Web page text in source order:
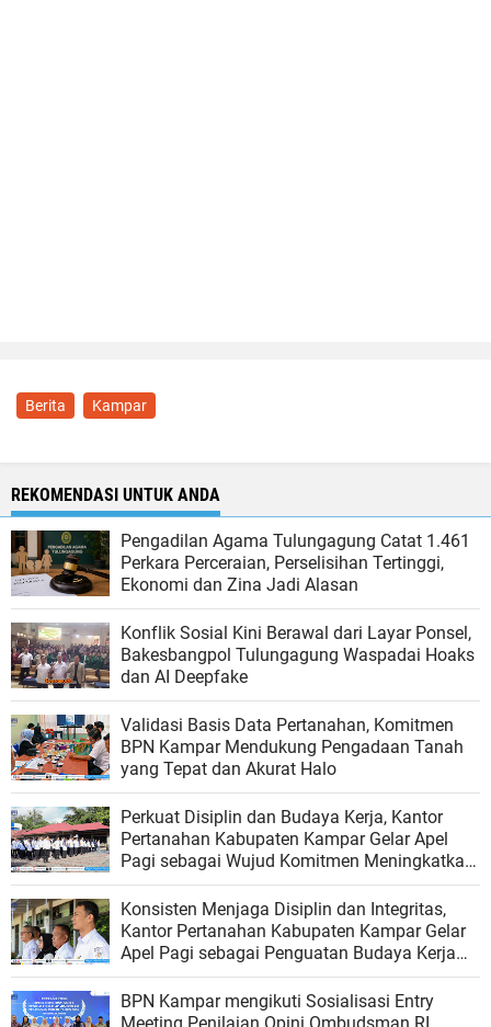
Berita Kampar
REKOMENDASI UNTUK ANDA
Pengadilan Agama Tulungagung Catat 1.461
Perkara Perceraian, Perselisihan Tertinggi,
Ekonomi dan Zina Jadi Alasan
Konflik Sosial Kini Berawal dari Layar Ponsel,
Bakesbangpol Tulungagung Waspadai Hoaks
dan AI Deepfake
Validasi Basis Data Pertanahan, Komitmen
BPN Kampar Mendukung Pengadaan Tanah
yang Tepat dan Akurat Halo
Perkuat Disiplin dan Budaya Kerja, Kantor
Pertanahan Kabupaten Kampar Gelar Apel
Pagi sebagai Wujud Komitmen Meningkatkan
Kualitas Pelayanan
Konsisten Menjaga Disiplin dan Integritas,
Kantor Pertanahan Kabupaten Kampar Gelar
Apel Pagi sebagai Penguatan Budaya Kerja
Organisasi
BPN Kampar mengikuti Sosialisasi Entry